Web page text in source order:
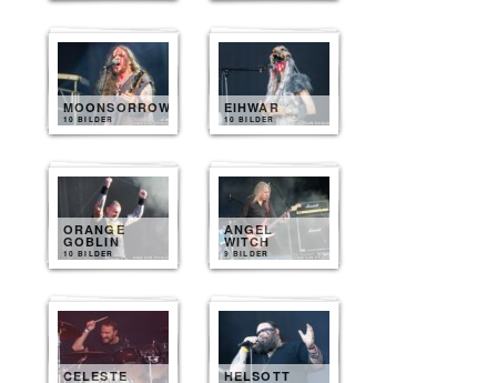
MOONSORROW
10 BILDER
EIHWAR
10 BILDER
ORANGE
GOBLIN
10 BILDER
ANGEL
WITCH
9 BILDER
CELESTE HELSOTT